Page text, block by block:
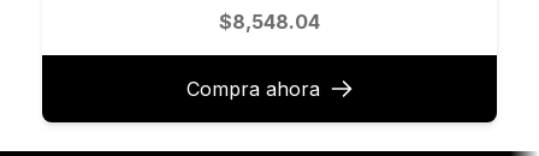
$8,548.04
Compra ahora